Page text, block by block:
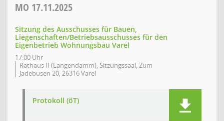
MO 17.11.2025
Sitzung des Ausschusses für Bauen,
Liegenschaften/Betriebsausschusses für den
Eigenbetrieb Wohnungsbau Varel
17:00 Uhr
Rathaus II (Langendamm), Sitzungssaal, Zum
Jadebusen 20, 26316 Varel
Protokoll (öT)